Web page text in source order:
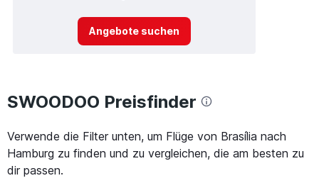
Angebote suchen
SWOODOO Preisfinder
Verwende die Filter unten, um Flüge von Brasília nach
Hamburg zu finden und zu vergleichen, die am besten zu
dir passen.